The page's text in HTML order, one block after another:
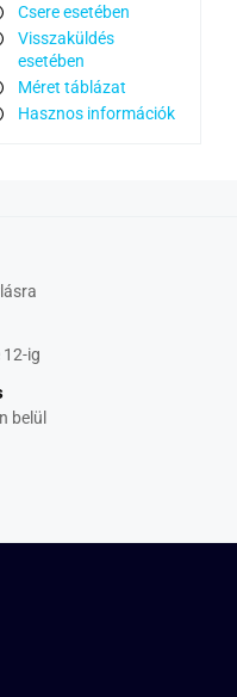
Csere esetében
Visszaküldés
esetében
Méret táblázat
Hasznos információk
ig
belül